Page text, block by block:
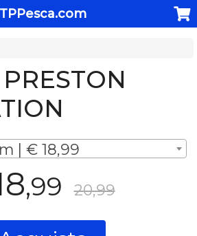
TPPesca.com
| € 18,99
,99 20,99